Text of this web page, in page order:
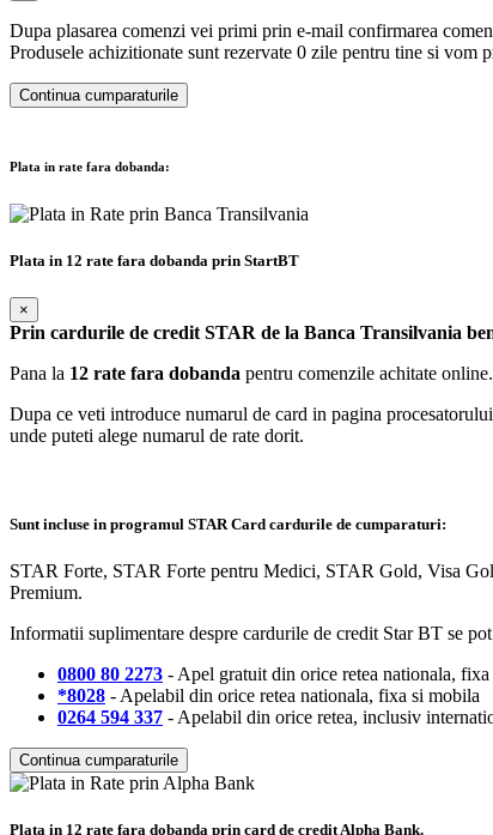
Dupa plasarea comenzi vei primi prin e-mail confirmarea
Produsele achizitionate sunt rezervate 0 zile pentru tine si vom
Continua cumparaturile
Plata in rate fara dobanda:
Plata in 12 rate fara dobanda prin StartBT
×
Prin cardurile de credit STAR de la Banca Transilvania
Pana la 12 rate fara dobanda pentru comenzile achitate online.
Dupa ce veti introduce numarul de card in pagina
unde puteti alege numarul de rate dorit.
Sunt incluse in programul STAR Card cardurile de cumparaturi:
STAR Forte, STAR Forte pentru Medici, STAR Gold, Visa
Premium.
Informatii suplimentare despre cardurile de credit Star BT se
0800 80 2273 - Apel gratuit din orice retea nationala, fixa
*8028 - Apelabil din orice retea nationala, fixa si mobila
0264 594 337 - Apelabil din orice retea, inclusiv
Continua cumparaturile
Plata in 12 rate fara dobanda prin card de credit Alpha Bank.